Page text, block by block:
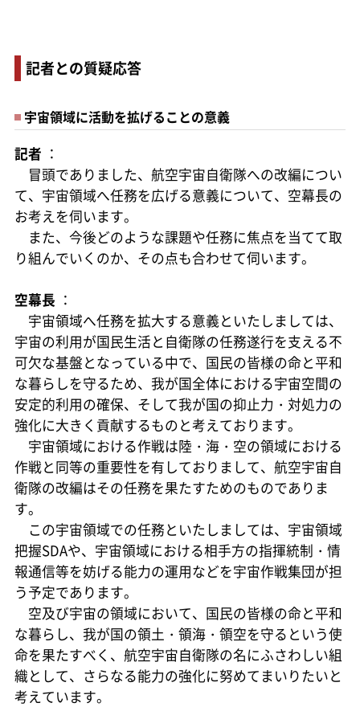
記者との質疑応答
宇宙領域に活動を拡げることの意義
記者 ：
冒頭でありました、航空宇宙自衛隊への改編につい
て、宇宙領域へ任務を広げる意義について、空幕長の
お考えを伺います。
また、今後どのような課題や任務に焦点を当てて取
り組んでいくのか、その点も合わせて伺います。
空幕長 ：
宇宙領域へ任務を拡大する意義といたしましては、
宇宙の利用が国民生活と自衛隊の任務遂行を支える不
可欠な基盤となっている中で、国民の皆様の命と平和
な暮らしを守るため、我が国全体における宇宙空間の
安定的利用の確保、そして我が国の抑止力・対処力の
強化に大きく貢献するものと考えております。
宇宙領域における作戦は陸・海・空の領域における
作戦と同等の重要性を有しておりまして、航空宇宙自
衛隊の改編はその任務を果たすためのものでありま
す。
この宇宙領域での任務といたしましては、宇宙領域
把握SDAや、宇宙領域における相手方の指揮統制・情
報通信等を妨げる能力の運用などを宇宙作戦集団が担
う予定であります。
空及び宇宙の領域において、国民の皆様の命と平和
な暮らし、我が国の領土・領海・領空を守るという使
命を果たすべく、航空宇宙自衛隊の名にふさわしい組
織として、さらなる能力の強化に努めてまいりたいと
考えています。